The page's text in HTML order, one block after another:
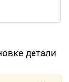
детали